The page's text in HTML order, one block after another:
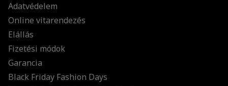
Adatvédelem
Online vitarendezés
Elállás
Fizetési módok
Garancia
Black Friday Fashion Days